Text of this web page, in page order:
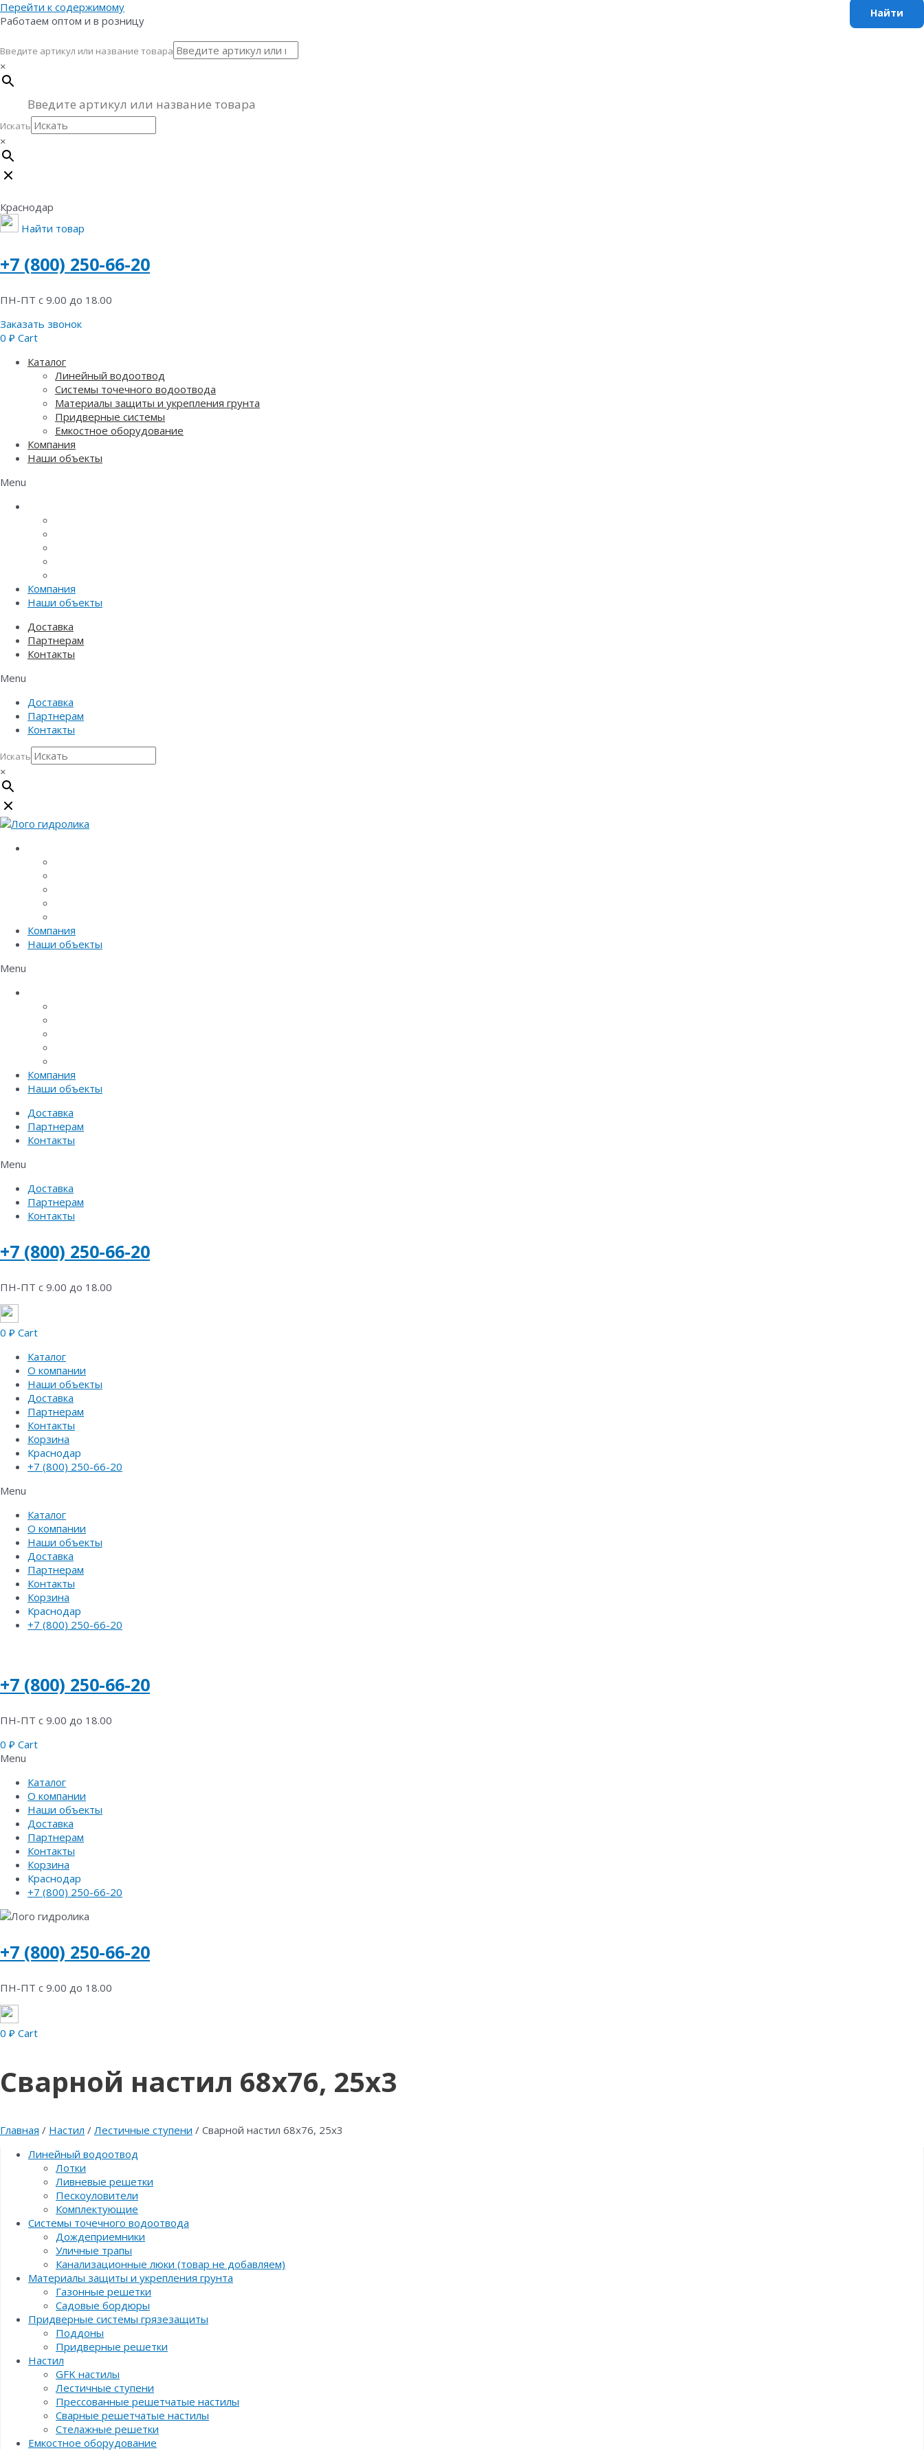
Перейти к содержимому
Работаем оптом и в розницу
Введите артикул или название товара
×
Искать
×
Краснодар
Найти товар
+7 (800) 250-66-20
ПН-ПТ с 9.00 до 18.00
Заказать звонок
0 ₽ Cart
Каталог
Линейный водоотвод
Системы точечного водоотвода
Материалы защиты и укрепления грунта
Придверные системы
Емкостное оборудование
Компания
Наши объекты
Menu
Компания
Наши объекты
Доставка
Партнерам
Контакты
Menu
Доставка
Партнерам
Контакты
Искать
×
Компания
Наши объекты
Menu
Компания
Наши объекты
Доставка
Партнерам
Контакты
Menu
Доставка
Партнерам
Контакты
+7 (800) 250-66-20
ПН-ПТ с 9.00 до 18.00
0 ₽ Cart
Каталог
О компании
Наши объекты
Доставка
Партнерам
Контакты
Корзина
Краснодар
+7 (800) 250-66-20
Menu
Каталог
О компании
Наши объекты
Доставка
Партнерам
Контакты
Корзина
Краснодар
+7 (800) 250-66-20
+7 (800) 250-66-20
ПН-ПТ с 9.00 до 18.00
0 ₽ Cart
Menu
Каталог
О компании
Наши объекты
Доставка
Партнерам
Контакты
Корзина
Краснодар
+7 (800) 250-66-20
+7 (800) 250-66-20
ПН-ПТ с 9.00 до 18.00
0 ₽ Cart
Сварной настил 68х76, 25х3
Главная / Настил / Лестичные ступени / Сварной настил 68х76, 25х3
Линейный водоотвод
Лотки
Ливневые решетки
Пескоуловители
Комплектующие
Системы точечного водоотвода
Дождеприемники
Уличные трапы
Канализационные люки (товар не добавляем)
Материалы защиты и укрепления грунта
Газонные решетки
Садовые бордюры
Придверные системы грязезащиты
Поддоны
Придверные решетки
Настил
GFK настилы
Лестичные ступени
Прессованные решетчатые настилы
Сварные решетчатые настилы
Стелажные решетки
Емкостное оборудование